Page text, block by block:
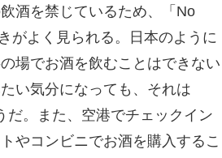
酒を禁じているため、「No
がよく見られる。日本のように
場でお酒を飲むことはできない
い気分になっても、それは
だ。また、空港でチェックイン
やコンビニでお酒を購入するこ